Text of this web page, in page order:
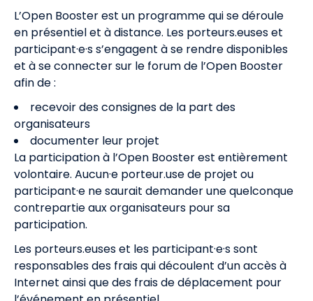
L’Open Booster est un programme qui se déroule
en présentiel et à distance. Les porteurs.euses et
participant·e·s s’engagent à se rendre disponibles
et à se connecter sur le forum de l’Open Booster
afin de :
recevoir des consignes de la part des
organisateurs
documenter leur projet
La participation à l’Open Booster est entièrement
volontaire. Aucun·e porteur.use de projet ou
participant·e ne saurait demander une quelconque
contrepartie aux organisateurs pour sa
participation.
Les porteurs.euses et les participant·e·s sont
responsables des frais qui découlent d’un accès à
Internet ainsi que des frais de déplacement pour